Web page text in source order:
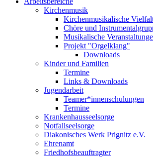
Kirchenmusik
Kirchenmusikalische
Chöre und
Musikalische
Projekt "Orgelklang"
Downloads
Kinder und Familien
Termine
Links & Downloads
Jugendarbeit
Teamer*innenschulungen
Termine
Krankenhausseelsorge
Notfallseelsorge
Diakonisches Werk Prignitz e.V.
Ehrenamt
Friedhofsbeauftragter